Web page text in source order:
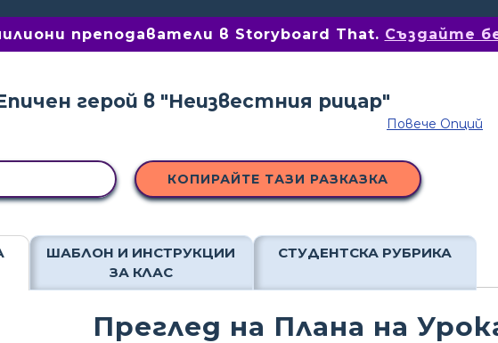
преподаватели в Storyboard That. Създайте
Повече Опций
КОПИРАЙТЕ ТАЗИ РАЗКАЗКА
ШАБЛОН И ИНСТРУКЦИИ
ЗА КЛАС
СТУДЕНТСКА РУБРИКА
Преглед на Плана на